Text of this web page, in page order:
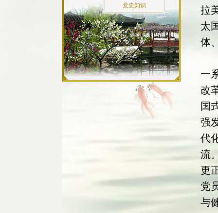
党史知识
拉
太
体
一
改
国
强
代
流
更
党
与